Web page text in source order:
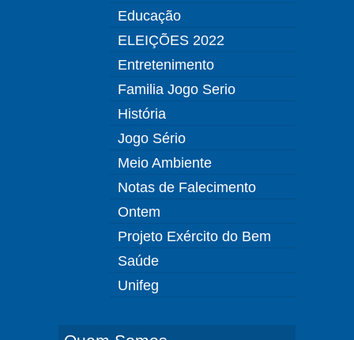
Educação
ELEIÇÕES 2022
Entretenimento
Familia Jogo Serio
História
Jogo Sério
Meio Ambiente
Notas de Falecimento
Ontem
Projeto Exército do Bem
Saúde
Unifeg